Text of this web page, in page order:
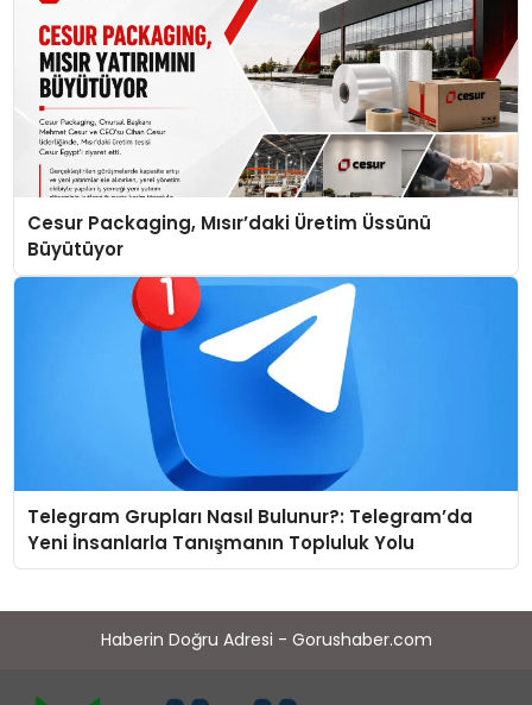
Cesur Packaging, Mısır’daki Üretim Üssünü
Büyütüyor
Telegram Grupları Nasıl Bulunur?: Telegram’da
Yeni İnsanlarla Tanışmanın Topluluk Yolu
Haberin Doğru Adresi - Gorushaber.com